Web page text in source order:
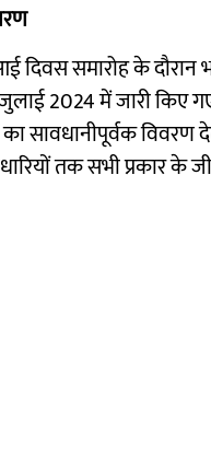
दिवस समारोह के
2024 में जारी किए
सावधानीपूर्वक विवरण
तक सभी प्रकार के